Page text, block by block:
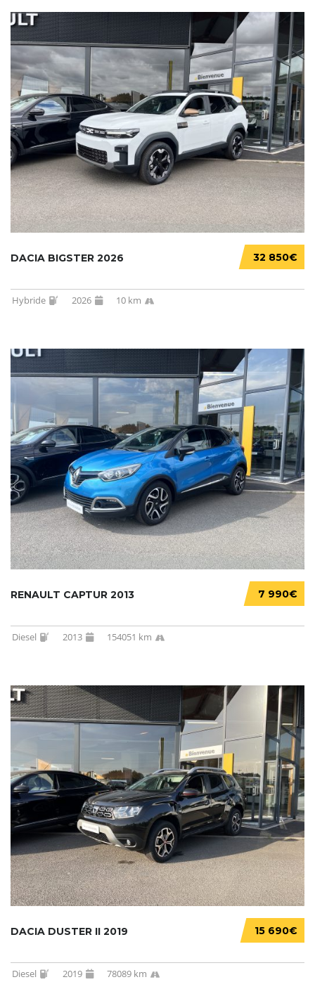
32 850€
DACIA BIGSTER 2026
Hybride 2026 10 km
7 990€
RENAULT CAPTUR 2013
Diesel 2013 154051 km
15 690€
DACIA DUSTER II 2019
Diesel 2019 78089 km